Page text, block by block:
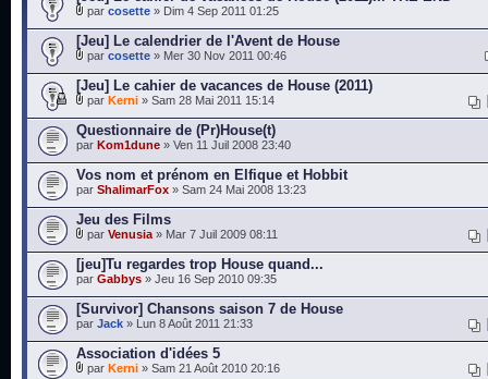
par cosette » Dim 4 Sep 2011 01:25
[Jeu] Le calendrier de l'Avent de House
par cosette » Mer 30 Nov 2011 00:46
[Jeu] Le cahier de vacances de House (2011)
par Kerni » Sam 28 Mai 2011 15:14
Questionnaire de (Pr)House(t)
par Kom1dune » Ven 11 Juil 2008 23:40
Vos nom et prénom en Elfique et Hobbit
par ShalimarFox » Sam 24 Mai 2008 13:23
Jeu des Films
par Venusia » Mar 7 Juil 2009 08:11
[jeu]Tu regardes trop House quand...
par Gabbys » Jeu 16 Sep 2010 09:35
[Survivor] Chansons saison 7 de House
par Jack » Lun 8 Août 2011 21:33
Association d'idées 5
par Kerni » Sam 21 Août 2010 20:16